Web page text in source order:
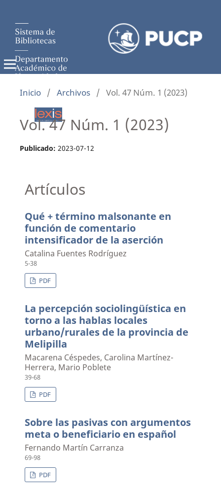
Inicio / Archivos / Vol. 47 Núm. 1 (2023)
Vol. 47 Núm. 1 (2023)
Publicado: 2023-07-12
Artículos
Qué + término malsonante en
función de comentario
intensificador de la aserción
Catalina Fuentes Rodríguez
5-38
PDF
La percepción sociolingüística en
torno a las hablas locales
urbano/rurales de la provincia de
Melipilla
Macarena Céspedes, Carolina Martínez-
Herrera, Mario Poblete
39-68
PDF
Sobre las pasivas con argumentos
meta o beneficiario en español
Fernando Martín Carranza
69-98
PDF